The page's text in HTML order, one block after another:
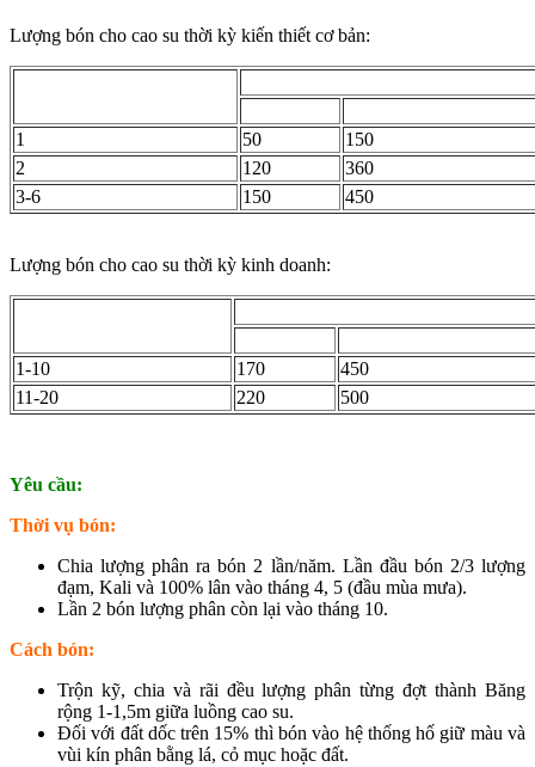
Lượng bón cho cao su thời kỳ kiến thiết cơ bản:
1
50
150
2
120
360
3-6
150 450
Lượng bón cho cao su thời kỳ kinh doanh:
1-10
170
450
11-20
220 500
Yêu cầu:
Thời vụ bón:
Chia lượng phân ra bón 2 lần/năm. Lần đầu bón 2/3 lượng
đạm, Kali và 100% lân vào tháng 4, 5 (đầu mùa mưa).
Lần 2 bón lượng phân còn lại vào tháng 10.
Cách bón:
Trộn kỹ, chia và rãi đều lượng phân từng đợt thành Băng
rộng 1-1,5m giữa luồng cao su.
Đối với đất dốc trên 15% thì bón vào hệ thống hố giữ màu và
vùi kín phân bằng lá, cỏ mục hoặc đất.